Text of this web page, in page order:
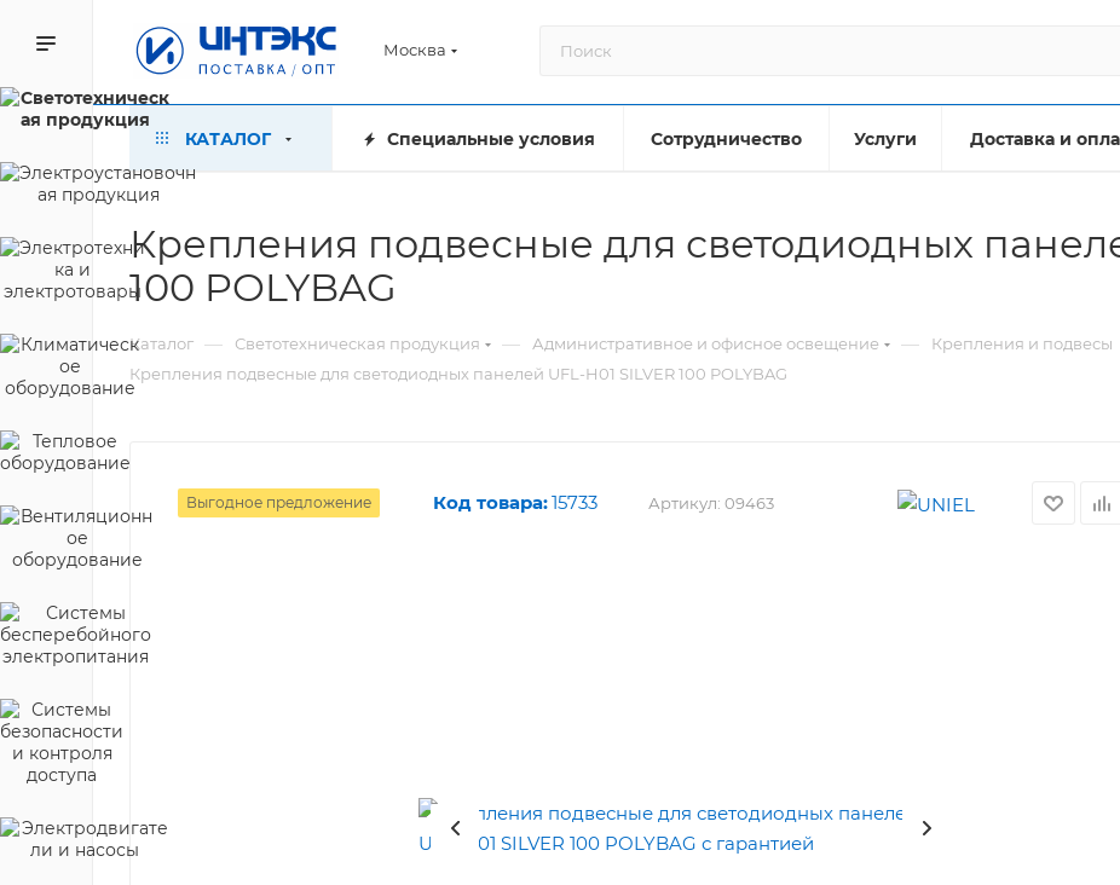
Москва
КАТАЛОГ Специальные условия Сотрудничество Услуги Доставка и
Крепления подвесные для светодиодных
100 POLYBAG
Каталог — Светотехническая продукция — Административное и офисное освещение — Крепления и подвесы
Крепления подвесные для светодиодных панелей UFL-H01 SILVER 100 POLYBAG
Выгодное предложение Код товара:15733 Артикул: 09463